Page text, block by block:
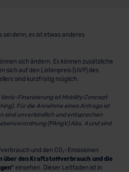
sei denn, es ist etwas anderes
sich ändern. Es können zusätzliche
sich auf den Listenpreis (UVP) des
sind kurzfristig möglich.
Finanzierung ist Mobility Concept
Für die Annahme eines Antrags ist
sind unverbindlich und entsprechen
(PAngV) Abs. 4 und sind
und den CO₂-Emissionen
über den Kraftstoffverbrauch und die
einsehen. Dieser Leitfaden ist in